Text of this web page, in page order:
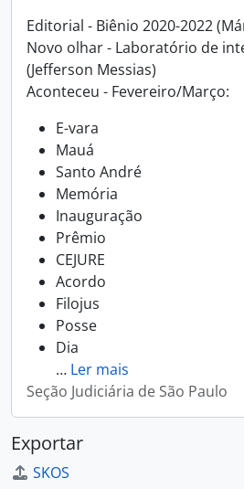
Editorial - Biênio 2020-2022
Novo olhar - Laboratório de
(Jefferson Messias)
Aconteceu - Fevereiro/Março:
E-vara
Mauá
Santo André
Memória
Inauguração
Prêmio
CEJURE
Acordo
Filojus
Posse
Dia
… Ler mais
Seção Judiciária de São Paulo
Exportar
SKOS